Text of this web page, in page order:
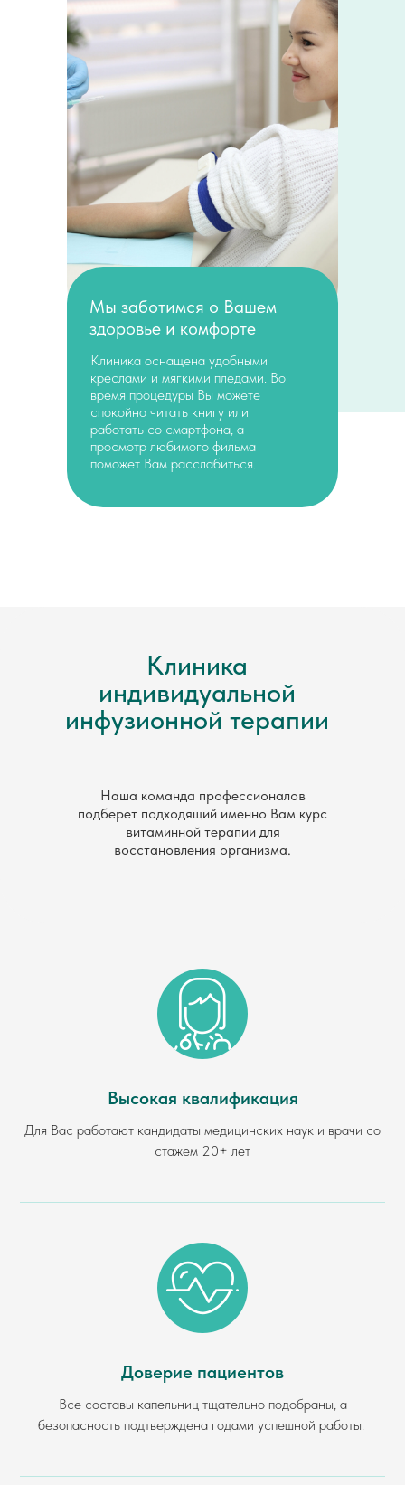
Мы заботимся о Вашем
здоровье и комфорте
Клиника оснащена удобными
креслами и мягкими пледами. Во
время процедуры Вы можете
спокойно читать книгу или
работать со смартфона, а
просмотр любимого фильма
поможет Вам расслабиться.
Клиника
индивидуальной
инфузионной терапии
Наша команда профессионалов
подберет подходящий именно Вам курс
витаминной терапии для
восстановления организма.
Высокая квалификация
Для Вас работают кандидаты медицинских наук и врачи со
стажем 20+ лет
Доверие пациентов
Все составы капельниц тщательно подобраны, а
безопасность подтверждена годами успешной работы.